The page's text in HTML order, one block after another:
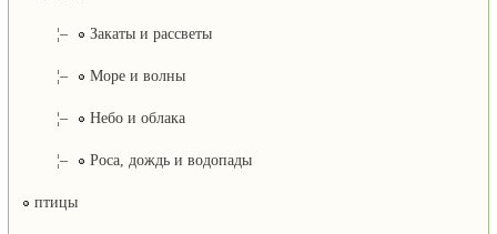
¦– Закаты и рассветы
¦– Море и волны
¦– Небо и облака
¦– Роса, дождь и водопады
птицы